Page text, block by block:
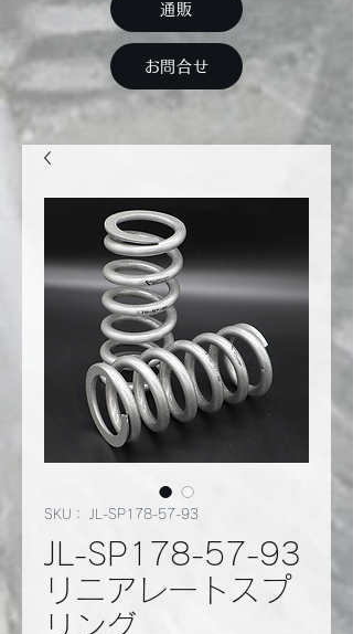
通販
お問合せ
SKU： JL-SP178-57-93
JL-SP178-57-93
リニアレートスプ
リング